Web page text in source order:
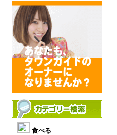
食べる